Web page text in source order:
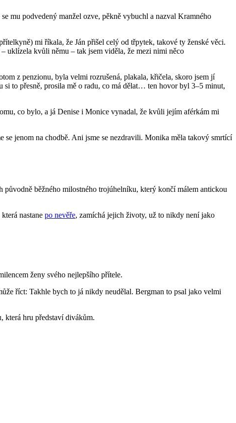
mu podvedený manžel ozve, pěkně vybuchl a nazval Kramného
mi říkala, že Ján přišel celý od třpytek, takové ty ženské věci.
uklízela kvůli němu – tak jsem viděla, že mezi nimi něco
z penzionu, byla velmi rozrušená, plakala, křičela, skoro jsem jí
si to přesně, prosila mě o radu, co má dělat… ten hovor byl 3–5 minut,
co bylo, a já Denise i Monice vynadal, že kvůli jejím aférkám mi
jenom na chodbě. Ani jsme se nezdravili. Monika měla takový smrtící
běžného milostného trojúhelníku, který končí málem antickou
nastane po nevěře, zamíchá jejich životy, už to nikdy není jako
ženy svého nejlepšího přítele.
říct: Takhle bych to já nikdy neudělal. Bergman to psal jako velmi
která hru představí divákům.